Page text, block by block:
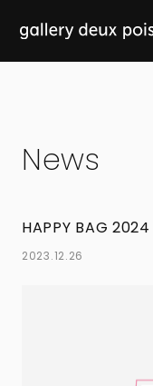
News
HAPPY BAG 2024
2023.12.26